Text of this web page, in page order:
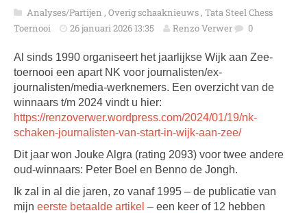
Analyses/Partijen , Overig schaaknieuws, Tata Steel Chess
Toernooi
26 januari 2026 13:35 Renzo Verwer 0
Al sinds 1990 organiseert het jaarlijkse Wijk aan Zee-
toernooi een apart NK voor journalisten/ex-
journalisten/media-werknemers. Een overzicht van de
winnaars t/m 2024 vindt u hier:
https://renzoverwer.wordpress.com/2024/01/19/nk-
schaken-journalisten-van-start-in-wijk-aan-zee/
Dit jaar won Jouke Algra (rating 2093) voor twee andere
oud-winnaars: Peter Boel en Benno de Jongh.
Ik zal in al die jaren, zo vanaf 1995 – de publicatie van
mijn eerste betaalde artikel – een keer of 12 hebben